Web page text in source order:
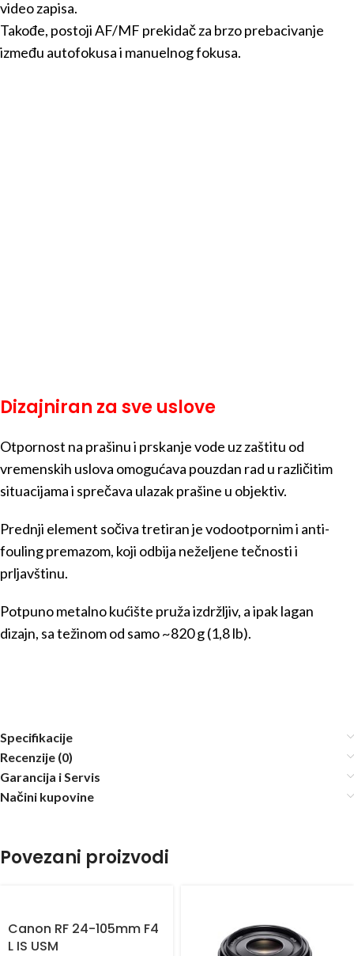
video zapisa.
Takođe, postoji AF/MF prekidač za brzo prebacivanje
između autofokusa i manuelnog fokusa.
Dizajniran za sve uslove
Otpornost na prašinu i prskanje vode uz zaštitu od
vremenskih uslova omogućava pouzdan rad u različitim
situacijama i sprečava ulazak prašine u objektiv.
Prednji element sočiva tretiran je vodootpornim i anti-
fouling premazom, koji odbija neželjene tečnosti i
prljavštinu.
Potpuno metalno kućište pruža izdržljiv, a ipak lagan
dizajn, sa težinom od samo ~820 g (1,8 lb).
Specifikacije
Recenzije (0)
Garancija i Servis
Načini kupovine
Povezani proizvodi
Canon RF 24-105mm F4
L IS USM